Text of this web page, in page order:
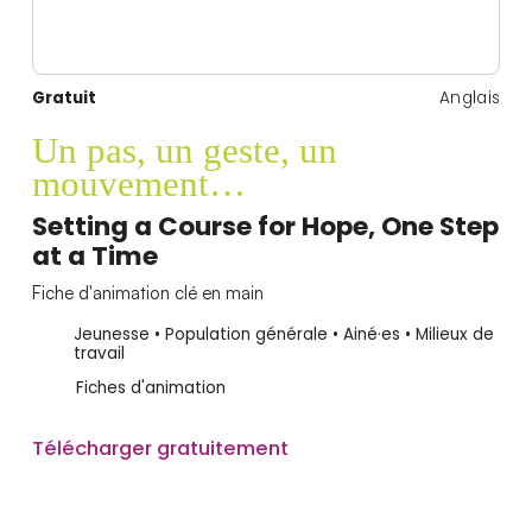
Gratuit Anglais
Un pas, un geste, un
mouvement…
Setting a Course for Hope, One Step
at a Time
Fiche d'animation clé en main
Jeunesse • Population générale • Ainé·es • Milieux de
travail
Fiches d'animation
Télécharger gratuitement